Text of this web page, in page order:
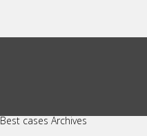
Best cases Archives